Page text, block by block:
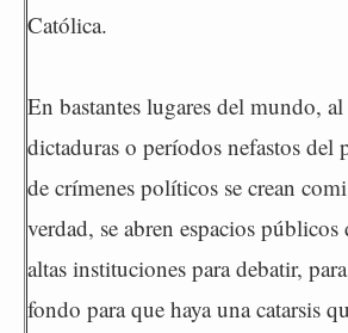
Católica.
En bastantes lugares del mundo,
dictaduras o períodos nefastos del
de crímenes políticos se crean
verdad, se abren espacios públicos
altas instituciones para debatir,
fondo para que haya una catarsis